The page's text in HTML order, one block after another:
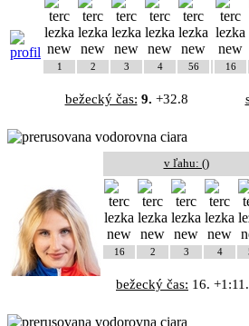
1 2 3 4 56 16
bežecký čas: 9. +32.8
v ľahu: ()
16 2 3 4
bežecký čas: 16.